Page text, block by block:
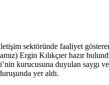
sektöründe faaliyet
Ergin Kılıkçıer hazır
kurucusuna duyulan saygı
yer aldı.